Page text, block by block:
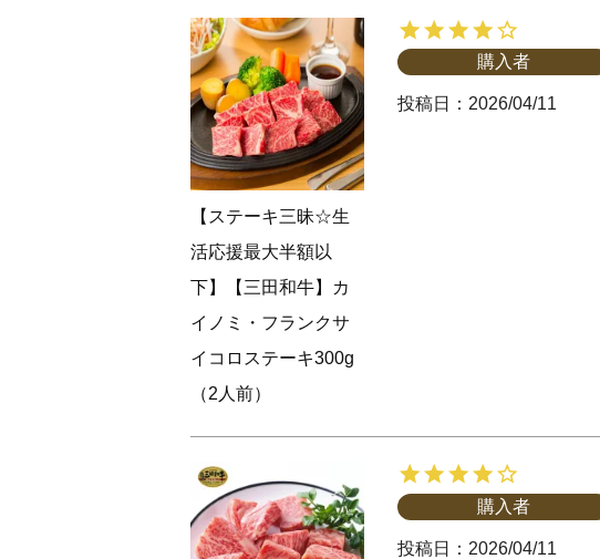
【ステーキ三昧☆生
活応援最大半額以
下】【三田和牛】カ
イノミ・フランクサ
イコロステーキ300g
（2人前）
購入者
投稿日 2026/04/11
購入者
投稿日 2026/04/11